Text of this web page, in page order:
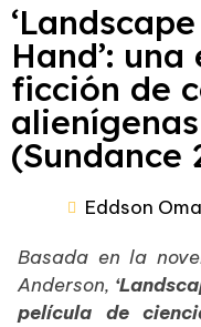
Hand’:
ficción de
(Sundance
Eddson
Basada en la
Anderson, ‘
película de